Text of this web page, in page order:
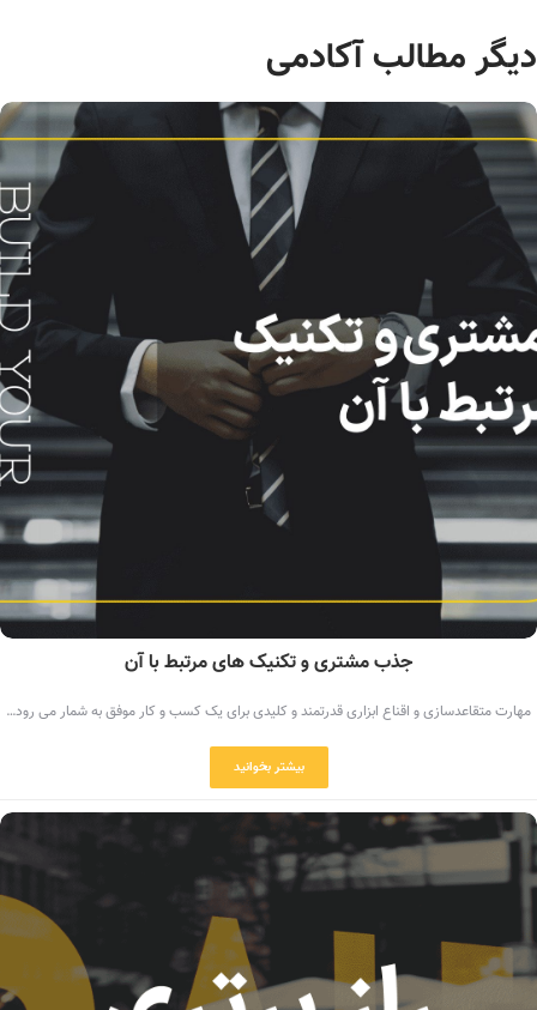
دیگر مطالب آکادمی
جذب مشتری و تکنیک های مرتبط با آن
مهارت متقاعدسازی و اقناع ابزاری قدرتمند و کلیدی برای یک کسب و کار موفق به شمار می رود…
بیشتر بخوانید